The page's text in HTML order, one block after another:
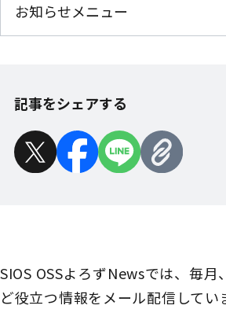
お知らせメニュー
記事をシェアする
SIOS OSSよろずNewsでは、毎月
ど役立つ情報をメール配信してい